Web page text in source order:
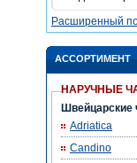
Расширенный
АССОРТИМЕНТ
НАРУЧНЫЕ
Швейцарские
Adriatica
Candino